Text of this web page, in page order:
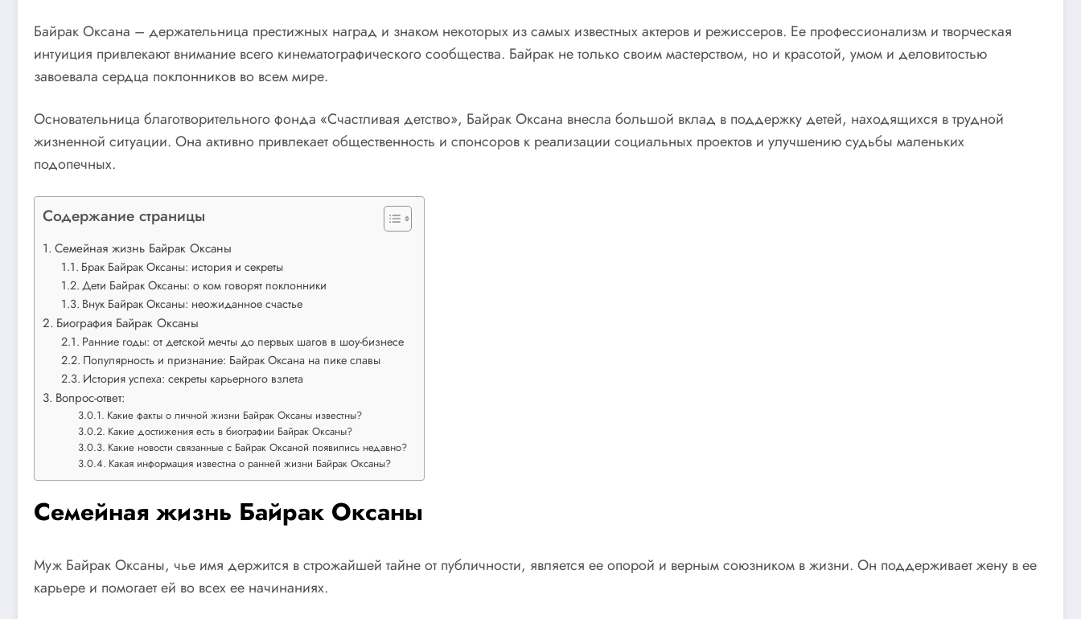
Байрак Оксана – держательница престижных наград и знаком некоторых из самых известных актеров и режиссеров. Ее профессионализм и творческая
интуиция привлекают внимание всего кинематографического сообщества. Байрак не только своим мастерством, но и красотой, умом и деловитостью
завоевала сердца поклонников во всем мире.
Основательница благотворительного фонда «Счастливая детство», Байрак Оксана внесла большой вклад в поддержку детей, находящихся в трудной
жизненной ситуации. Она активно привлекает общественность и спонсоров к реализации социальных проектов и улучшению судьбы маленьких
подопечных.
Содержание страницы
Семейная жизнь Байрак Оксаны
Брак Байрак Оксаны: история и секреты
Дети Байрак Оксаны: о ком говорят поклонники
Внук Байрак Оксаны: неожиданное счастье
Биография Байрак Оксаны
Ранние годы: от детской мечты до первых шагов в шоу-бизнесе
Популярность и признание: Байрак Оксана на пике славы
История успеха: секреты карьерного взлета
Вопрос-ответ:
Какие факты о личной жизни Байрак Оксаны известны?
Какие достижения есть в биографии Байрак Оксаны?
Какие новости связанные с Байрак Оксаной появились недавно?
Какая информация известна о ранней жизни Байрак Оксаны?
Семейная жизнь Байрак Оксаны
Муж Байрак Оксаны, чье имя держится в строжайшей тайне от публичности, является ее опорой и верным союзником в жизни. Он поддерживает жену в ее
карьере и помогает ей во всех ее начинаниях.